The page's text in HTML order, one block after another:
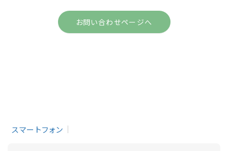
お問い合わせページへ
スマートフォン